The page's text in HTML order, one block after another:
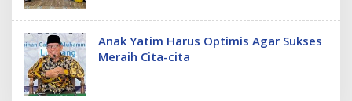
Anak Yatim Harus Optimis Agar Sukses
Meraih Cita-cita